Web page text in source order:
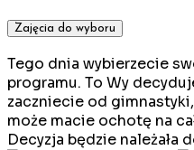
Zajęcia do wyboru
Tego dnia wybierzecie
programu. To Wy
zaczniecie od
może macie ochotę na
Decyzja będzie należała